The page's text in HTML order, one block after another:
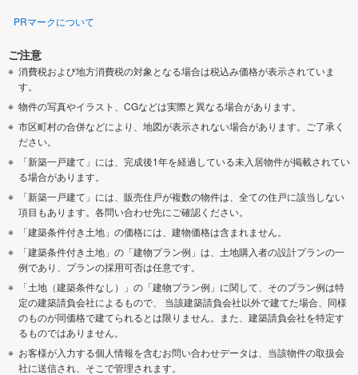
PRマークについて
ご注意
消費税および地方消費税の対象となる場合は税込み価格が表示されていま
す。
物件の写真やイラスト、CGなどは実際と異なる場合があります。
市区町村の合併などにより、地図が表示されない場合があります。ご了承く
ださい。
「新築一戸建て」には、完成後1年を経過している未入居物件が掲載されてい
る場合があります。
「新築一戸建て」には、販売住戸が複数の物件は、全ての住戸に該当しない
項目もあります。各問い合わせ先にご確認ください。
「建築条件付き土地」の価格には、建物価格は含まれません。
「建築条件付き土地」の「建物プラン例」は、土地購入者の設計プランの一
例であり、プランの採用可否は任意です。
「土地（建築条件なし）」の「建物プラン例」に関して、そのプラン例は特
定の建築請負会社によるもので、 当該建築請負会社以外で建てた場合、同様
のものが同価格で建てられるとは限りません。また、建築請負会社を特定す
るものではありません。
お客様が入力する個人情報を含むお問い合わせデータは、当該物件の取扱会
社に送信され、そこで管理されます。